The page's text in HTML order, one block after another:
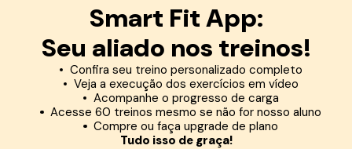
Smart Fit App:
Seu aliado nos treinos!
Confira seu treino personalizado completo
Veja a execução dos exercícios em vídeo
Acompanhe o progresso de carga
Acesse 60 treinos mesmo se não for nosso aluno
Compre ou faça upgrade de plano
Tudo isso de graça!